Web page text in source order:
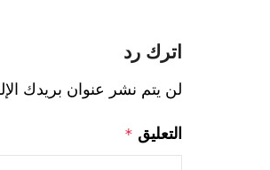
اترك رد
لن يتم نشر عنوان بريدك
التعليق *